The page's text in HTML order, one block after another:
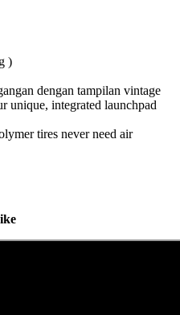
)
dengan tampilan vintage
unique, integrated launchpad
tires never need air